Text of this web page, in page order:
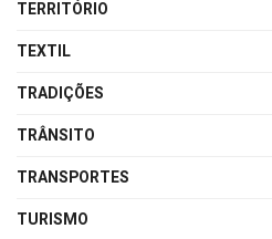
TERRITÓRIO
TEXTIL
TRADIÇÕES
TRÂNSITO
TRANSPORTES
TURISMO